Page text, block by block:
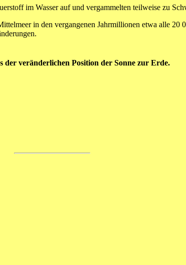
im Wasser auf und vergammelten teilweise zu
in den vergangenen Jahrmillionen etwa alle
der veränderlichen Position der Sonne zur Erde.